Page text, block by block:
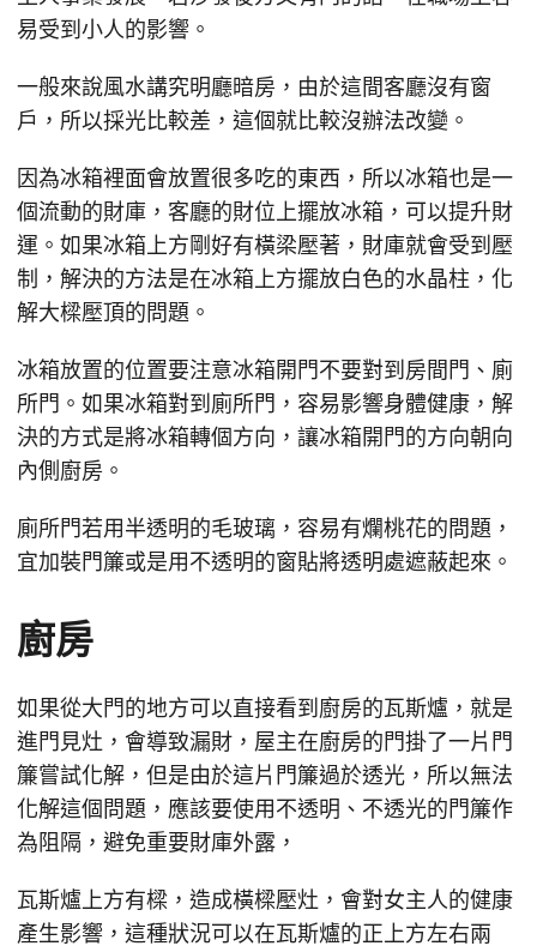
易受到小人的影響。
一般來說風水講究明廳暗房，由於這間客廳沒有窗
戶，所以採光比較差，這個就比較沒辦法改變。
因為冰箱裡面會放置很多吃的東西，所以冰箱也是一
個流動的財庫，客廳的財位上擺放冰箱，可以提升財
運。如果冰箱上方剛好有橫梁壓著，財庫就會受到壓
制，解決的方法是在冰箱上方擺放白色的水晶柱，化
解大樑壓頂的問題。
冰箱放置的位置要注意冰箱開門不要對到房間門、廁
所門。如果冰箱對到廁所門，容易影響身體健康，解
決的方式是將冰箱轉個方向，讓冰箱開門的方向朝向
內側廚房。
廁所門若用半透明的毛玻璃，容易有爛桃花的問題，
宜加裝門簾或是用不透明的窗貼將透明處遮蔽起來。
廚房
如果從大門的地方可以直接看到廚房的瓦斯爐，就是
進門見灶，會導致漏財，屋主在廚房的門掛了一片門
簾嘗試化解，但是由於這片門簾過於透光，所以無法
化解這個問題，應該要使用不透明、不透光的門簾作
為阻隔，避免重要財庫外露，
瓦斯爐上方有樑，造成橫樑壓灶，會對女主人的健康
產生影響，這種狀況可以在瓦斯爐的正上方左右兩